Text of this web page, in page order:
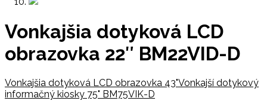
Vonkajšia dotyková LCD
obrazovka 22″ BM22VID-D
Vonkajšia dotyková LCD obrazovka 43"Vonkajší dotykový
informačný kiosky 75" BM75VIK-D